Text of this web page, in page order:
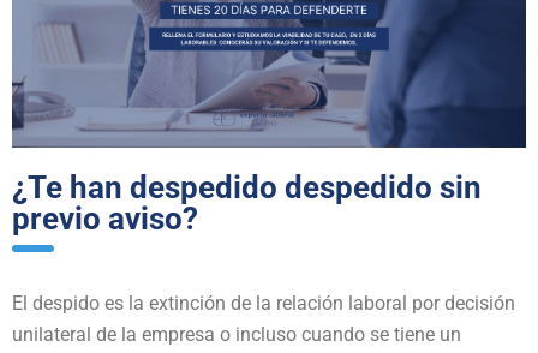
¿Te han despedido despedido sin
previo aviso?
El despido es la extinción de la relación laboral por decisión
unilateral de la empresa o incluso cuando se tiene un